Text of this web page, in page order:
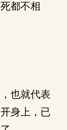
都不相
也就代表
身上，已